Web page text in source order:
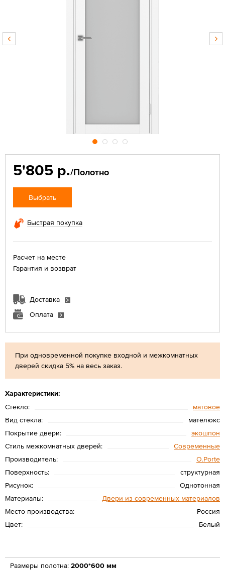
При одновременной покупке входной и межкомнатных
дверей скидка 5% на весь заказ.
Характеристики:
Стекло:
матовое
Вид стекла:
мателюкс
Покрытие двери:
экошпон
Стиль межкомнатных дверей:
Современные
Производитель:
O.Porte
Поверхность:
структурная
Рисунок:
Однотонная
Материалы:
Двери из современных материалов
Место производства:
Россия
Цвет:
Белый
5'805 р./Полотно
Выбрать
Быстрая покупка
Расчет на месте
Гарантия и возврат
Доставка
Оплата
Размеры полотна: 2000*600 мм